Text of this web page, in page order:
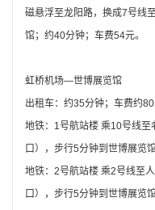
磁悬浮至龙阳路，换成7号线
馆；约40分钟；车费54元。
虹桥机场—世博展览馆
出租车：约35分钟；车费约80
地铁：1号航站楼 乘10号线
口），步行5分钟到世博展览
地铁：2号航站楼 乘2号线至
口），步行5分钟到世博展览